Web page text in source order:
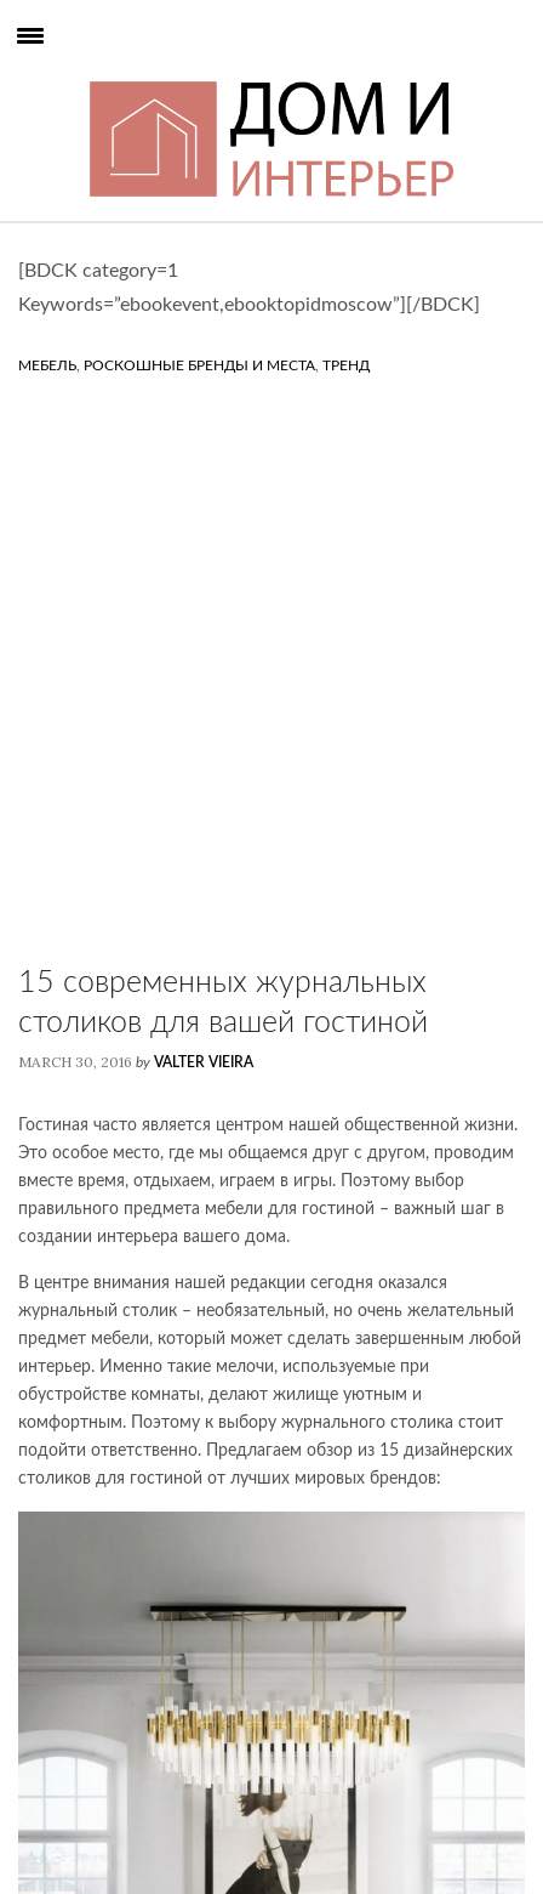
[BDCK category=1
Keywords=”ebookevent,ebooktopidmoscow”][/BDCK]
МЕБЕЛЬ, РОСКОШНЫЕ БРЕНДЫ И МЕСТА, ТРЕНД
15 современных журнальных
столиков для вашей гостиной
MARCH 30, 2016 by VALTER VIEIRA
Гостиная часто является центром нашей общественной жизни.
Это особое место, где мы общаемся друг с другом, проводим
вместе время, отдыхаем, играем в игры. Поэтому выбор
правильного предмета мебели для гостиной – важный шаг в
создании интерьера вашего дома.
В центре внимания нашей редакции сегодня оказался
журнальный столик – необязательный, но очень желательный
предмет мебели, который может сделать завершенным любой
интерьер. Именно такие мелочи, используемые при
обустройстве комнаты, делают жилище уютным и
комфортным. Поэтому к выбору журнального столика стоит
подойти ответственно. Предлагаем обзор из 15 дизайнерских
столиков для гостиной от лучших мировых брендов: